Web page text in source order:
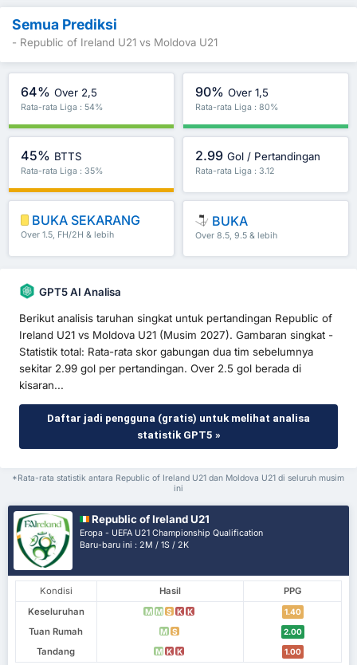
Semua Prediksi
- Republic of Ireland U21 vs Moldova U21
64% Over 2,5
Rata-rata Liga : 54%
90% Over 1,5
Rata-rata Liga : 80%
45% BTTS
Rata-rata Liga : 35%
2.99 Gol / Pertandingan
Rata-rata Liga : 3.12
BUKA SEKARANG
Over 1.5, FH/2H & lebih
BUKA
Over 8.5, 9.5 & lebih
GPT5 AI Analisa
Berikut analisis taruhan singkat untuk pertandingan Republic of
Ireland U21 vs Moldova U21 (Musim 2027). Gambaran singkat -
Statistik total: Rata-rata skor gabungan dua tim sebelumnya
sekitar 2.99 gol per pertandingan. Over 2.5 gol berada di
kisaran...
Daftar jadi pengguna (gratis) untuk melihat analisa
statistik GPT5 »
*Rata-rata statistik antara Republic of Ireland U21 dan Moldova U21 di seluruh musim
ini
Republic of Ireland U21
Eropa - UEFA U21 Championship Qualification
Baru-baru ini : 2M / 1S / 2K
Kondisi Hasil
PPG
Keseluruhan
M M S K K 1.40
Tuan Rumah M S 2.00
Tandang M K K 1.00